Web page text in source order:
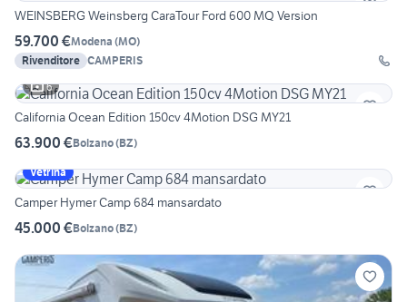
WEINSBERG Weinsberg CaraTour Ford 600 MQ Version
59.700 €Modena (MO)
Rivenditore CAMPERIS
6
California Ocean Edition 150cv 4Motion DSG MY21
63.900 €Bolzano(BZ)
Vetrina
Camper Hymer Camp 684 mansardato
45.000 €Bolzano(BZ)